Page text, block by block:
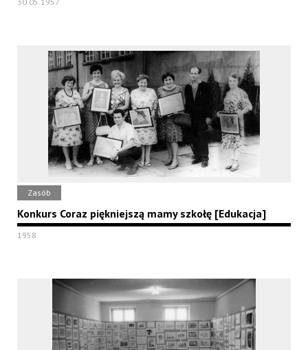
Zasób
Konkurs Coraz piękniejszą mamy szkołę [Edukacja]
1958